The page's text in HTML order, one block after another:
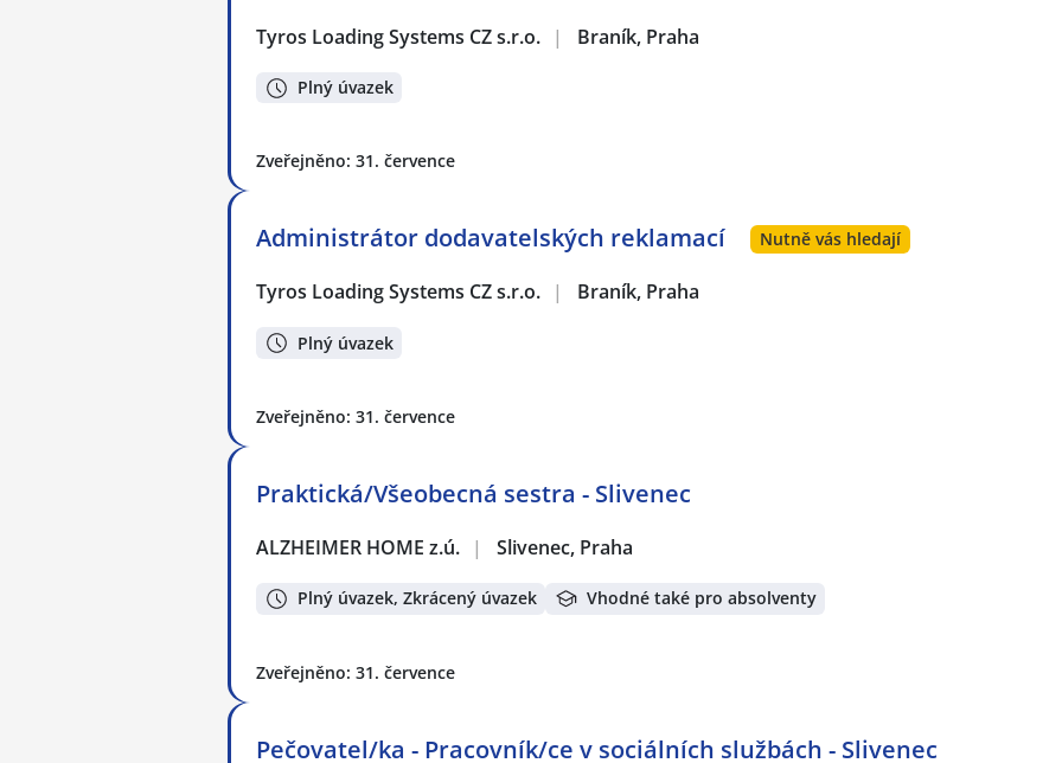
Tyros Loading Systems CZ s.r.o. | Braník, Praha
Plný úvazek
Zveřejněno: 31. července
Administrátor dodavatelských reklamací Nutně vás hledají
Tyros Loading Systems CZ s.r.o. | Braník, Praha
Plný úvazek
Zveřejněno: 31. července
Praktická/Všeobecná sestra - Slivenec
ALZHEIMER HOME z.ú. | Slivenec, Praha
Plný úvazek, Zkrácený úvazek Vhodné také pro absolventy
Zveřejněno: 31. července
Pečovatel/ka - Pracovník/ce v sociálních službách - Slivenec